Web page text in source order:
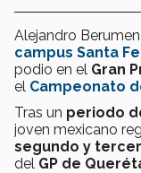
Alejandro
campus Santa Fe
podio en el Gran
el Campeonato
Tras un periodo
joven mexicano
segundo y
del GP de